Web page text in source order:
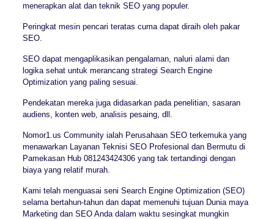
menerapkan alat dan teknik SEO yang populer.
Peringkat mesin pencari teratas cuma dapat diraih oleh pakar
SEO.
SEO dapat mengaplikasikan pengalaman, naluri alami dan
logika sehat untuk merancang strategi Search Engine
Optimization yang paling sesuai.
Pendekatan mereka juga didasarkan pada penelitian, sasaran
audiens, konten web, analisis pesaing, dll.
Nomor1.us Community ialah Perusahaan SEO terkemuka yang
menawarkan Layanan Teknisi SEO Profesional dan Bermutu di
Pamekasan Hub 081243424306 yang tak tertandingi dengan
biaya yang relatif murah.
Kami telah menguasai seni Search Engine Optimization (SEO)
selama bertahun-tahun dan dapat memenuhi tujuan Dunia maya
Marketing dan SEO Anda dalam waktu sesingkat mungkin